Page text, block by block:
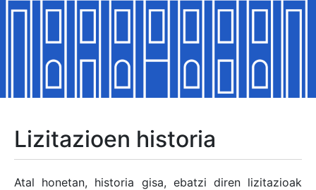
Erakutsi/Ezkutatu
Erakutsi/Ezkutatu
Erakutsi/Ezkutatu
Erakutsi/Ezkutatu
Lizitazioen historia
Atal honetan, historia gisa, ebatzi diren lizitazioak